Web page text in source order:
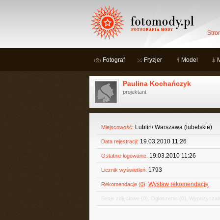
Fotograf Fryzjer Model
Paulina Kochańczyk
projektant
Miejscowość: Lublin/ Warszawa (lubelskie)
Data rejestracji: 19.03.2010 11:26
Ostatnie logowanie: 19.03.2010 11:26
Licznik wyświetleń: 1793
Rekomendacje (0): Wystaw rekomendację
Sesje zdjęciowe (0) Ogłoszenia (0)